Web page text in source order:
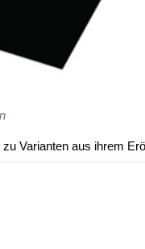
Varianten aus ihrem